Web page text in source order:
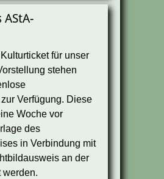
für unser
stehen
Verfügung. Diese
Woche vor
des
in Verbindung mit
an der
werden.